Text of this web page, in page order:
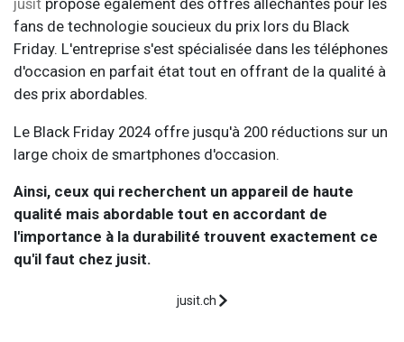
fans de technologie soucieux du prix lors du Black
Friday. L'entreprise s'est spécialisée dans les téléphones
d'occasion en parfait état tout en offrant de la qualité à
des prix abordables.
Le Black Friday 2024 offre jusqu'à 200 réductions sur un
large choix de smartphones d'occasion.
Ainsi, ceux qui recherchent un appareil de haute
qualité mais abordable tout en accordant de
l'importance à la durabilité trouvent exactement ce
qu'il faut chez jusit.
jusit.ch